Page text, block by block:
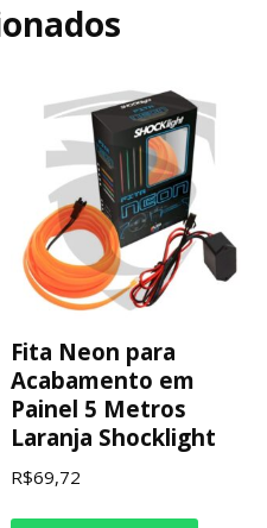
Fita Neon para
Acabamento em
Painel 5 Metros
Laranja Shocklight
R$69,72